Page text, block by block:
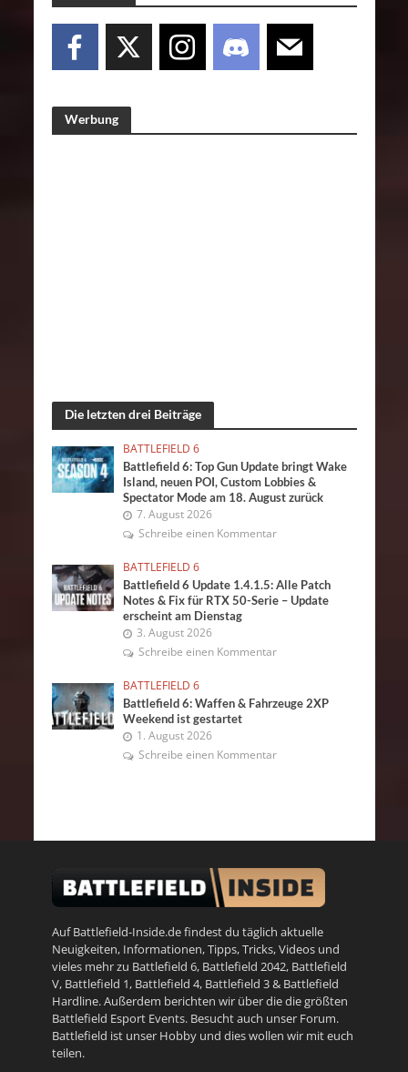
Werbung
Die letzten drei Beiträge
BATTLEFIELD 6
Battlefield 6: Top Gun Update bringt Wake
Island, neuen POI, Custom Lobbies &
Spectator Mode am 18. August zurück
7. August 2026
Schreibe einen Kommentar
BATTLEFIELD 6
Battlefield 6 Update 1.4.1.5: Alle Patch
Notes & Fix für RTX 50-Serie – Update
erscheint am Dienstag
3. August 2026
Schreibe einen Kommentar
BATTLEFIELD 6
Battlefield 6: Waffen & Fahrzeuge 2XP
Weekend ist gestartet
1. August 2026
Schreibe einen Kommentar
Auf Battlefield-Inside.de findest du täglich aktuelle
Neuigkeiten, Informationen, Tipps, Tricks, Videos und
vieles mehr zu Battlefield 6, Battlefield 2042, Battlefield
V, Battlefield 1, Battlefield 4, Battlefield 3& Battlefield
Hardline. Außerdem berichten wir über die die größten
Battlefield Esport Events. Besucht auch unser Forum.
Battlefield ist unser Hobby und dies wollen wir mit euch
teilen.